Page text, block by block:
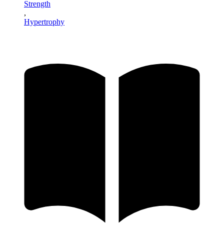
Strength
,
Hypertrophy